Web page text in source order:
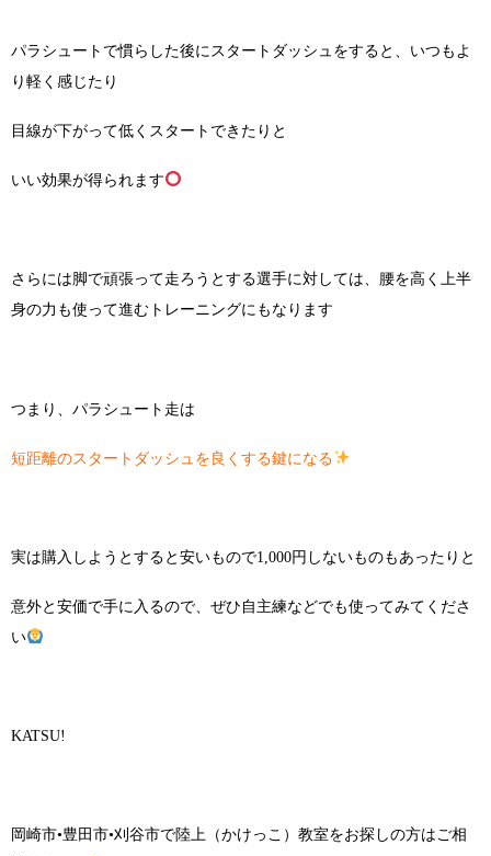
パラシュートで慣らした後にスタートダッシュをすると、いつもよ
り軽く感じたり
目線が下がって低くスタートできたりと
いい効果が得られます
さらには脚で頑張って走ろうとする選手に対しては、腰を高く上半
身の力も使って進むトレーニングにもなります
つまり、パラシュート走は
短距離のスタートダッシュを良くする鍵になる
実は購入しようとすると安いもので1,000円しないものもあったりと
意外と安価で手に入るので、ぜひ自主練などでも使ってみてくださ
い
KATSU!
岡崎市•豊田市•刈谷市で陸上（かけっこ）教室をお探しの方はご相